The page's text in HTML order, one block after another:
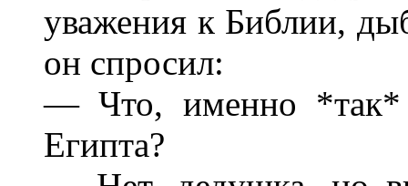
уважения к Библии,
он спросил:
— Что, именно *так*
Египта?